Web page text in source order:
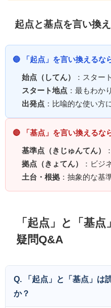
起点と基点を言い換
🔵 「起点」を言い換えるな
始点（してん）
：スター
スタート地点 ：最もわか
出発点 ：比喩的な使い方
🔴 「基点」を言い換えるな
基準点（きじゅんてん）
拠点（きょてん）
：ビジ
土台・根拠：抽象的な基
「起点」と「基
疑問Q&A
Q. 「起点」と「基点」は
か？